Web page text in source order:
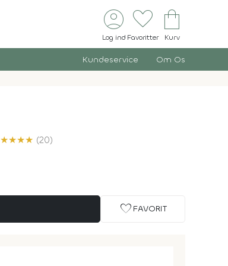
account_circle
Log ind
favorite
Favoritter
shopping_bag
Kurv
Kundeservice Om Os
★★★★ (20)
favorite FAVORIT